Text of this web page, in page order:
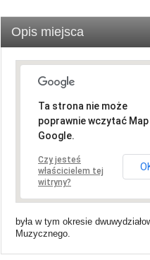
Opis miejsca
Ta strona nie może
poprawnie wczytać Map
Google.
Czy jesteś
właścicielem tej
witryny?
była w tym okresie
Muzycznego.